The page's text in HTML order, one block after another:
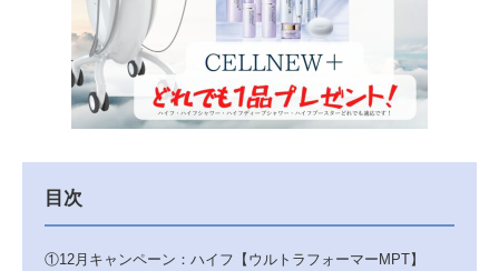
目次
①12月キャンペーン：ハイフ【ウルトラフォーマーMPT】